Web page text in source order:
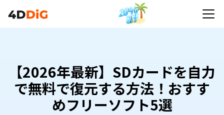
【2026年最新】SDカードを自力
で無料で復元する方法！おすす
めフリーソフト5選